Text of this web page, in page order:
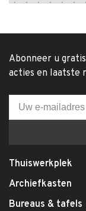
Abonneer u
acties en laatste
Thuiswerkplek
Archiefkasten
Bureaus & tafels